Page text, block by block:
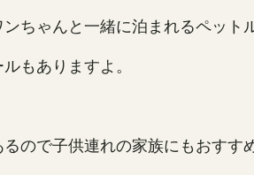
ちゃんと一緒に泊まれるペット
もありますよ。
ので子供連れの家族にもおすす